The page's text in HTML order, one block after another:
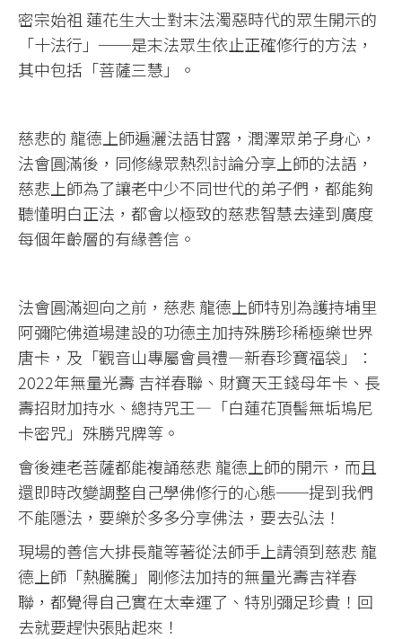
密宗始祖 蓮花生大士對末法濁惡時代的眾生開示的
「十法行」──是末法眾生依止正確修行的方法，
其中包括「菩薩三慧」。
慈悲的 龍德上師遍灑法語甘露，潤澤眾弟子身心，
法會圓滿後，同修緣眾熱烈討論分享上師的法語，
慈悲上師為了讓老中少不同世代的弟子們，都能夠
聽懂明白正法，都會以極致的慈悲智慧去達到廣度
每個年齡層的有緣善信。
法會圓滿迴向之前，慈悲 龍德上師特別為護持埔里
阿彌陀佛道場建設的功德主加持殊勝珍稀極樂世界
唐卡，及「觀音山專屬會員禮—新春珍寶福袋」：
2022年無量光壽 吉祥春聯、財寶天王錢母年卡、長
壽招財加持水、總持咒王—「白蓮花頂髻無垢塢尼
卡密咒」殊勝咒牌等。
會後連老菩薩都能複誦慈悲 龍德上師的開示，而且
還即時改變調整自己學佛修行的心態──提到我們
不能隱法，要樂於多多分享佛法，要去弘法！
現場的善信大排長龍等著從法師手上請領到慈悲 龍
德上師「熱騰騰」剛修法加持的無量光壽吉祥春
聯，都覺得自己實在太幸運了、特別彌足珍貴！回
去就要趕快張貼起來！